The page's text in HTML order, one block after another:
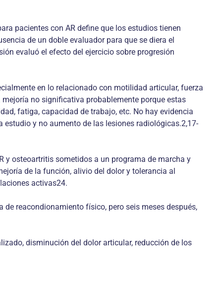
pacientes con AR define que los estudios tienen
de un doble evaluador para que se diera el
evaluó el efecto del ejercicio sobre progresión
en lo relacionado con motilidad articular, fuerza
no significativa probablemente porque estas
fatiga, capacidad de trabajo, etc. No hay evidencia
y no aumento de las lesiones radiológicas.2,17-
y osteoartritis sometidos a un programa de marcha y
de la función, alivio del dolor y tolerancia al
activas24.
reacondionamiento físico, pero seis meses después,
disminución del dolor articular, reducción de los